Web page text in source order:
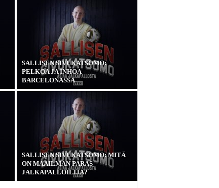
SALLISEN SIVUKATSOMO:
PELKOA JA INHOA
BARCELONASSA
SALLISEN SIVUKATSOMO: MITÄ
ON MAAILMAN PARAS
JALKAPALLOILIJA?